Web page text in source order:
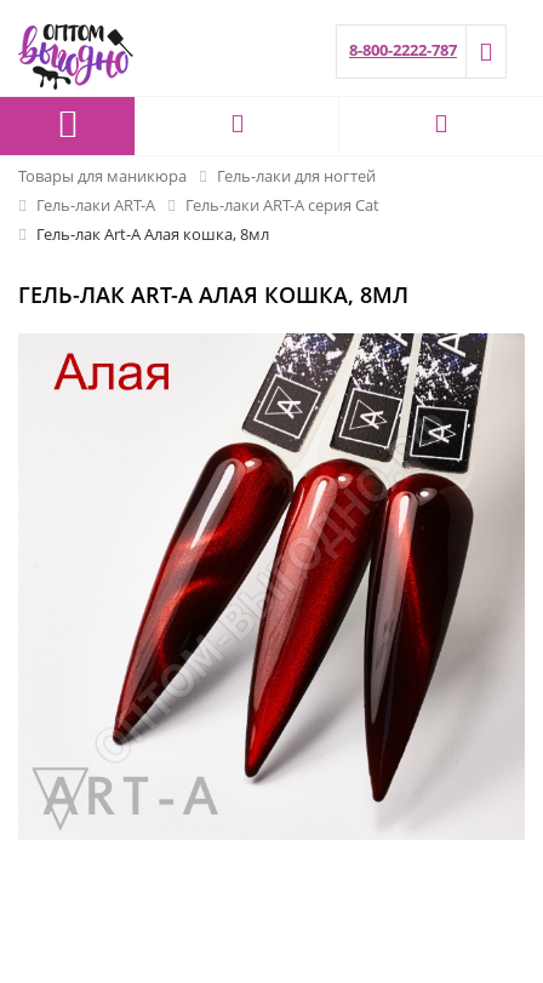
8-800-2222-787
Товары для маникюра
Гель-лаки для ногтей
Гель-лаки ART-A
Гель-лаки ART-A серия Cat
Гель-лак Art-A Алая кошка, 8мл
ГЕЛЬ-ЛАК ART-A АЛАЯ КОШКА, 8МЛ